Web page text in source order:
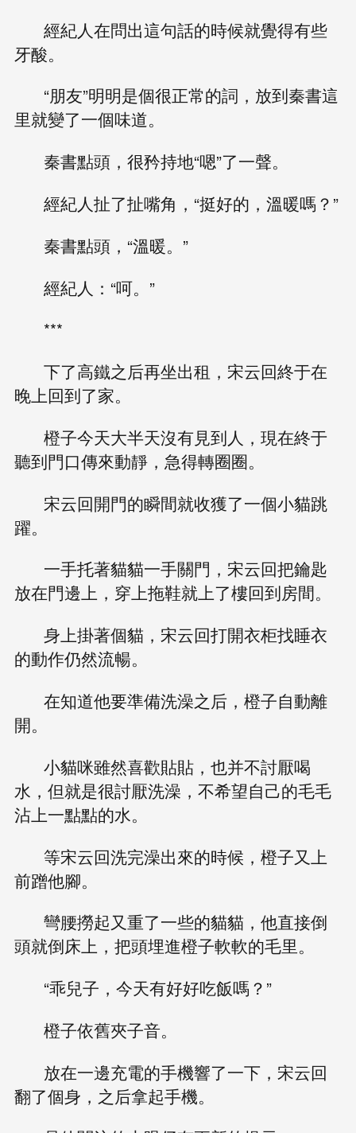
經紀人在問出這句話的時候就覺得有些
牙酸。
“朋友”明明是個很正常的詞，放到秦書這
里就變了一個味道。
秦書點頭，很矜持地“嗯”了一聲。
經紀人扯了扯嘴角，“挺好的，溫暖嗎？”
秦書點頭，“溫暖。”
經紀人：“呵。”
***
下了高鐵之后再坐出租，宋云回終于在
晚上回到了家。
橙子今天大半天沒有見到人，現在終于
聽到門口傳來動靜，急得轉圈圈。
宋云回開門的瞬間就收獲了一個小貓跳
躍。
一手托著貓貓一手關門，宋云回把鑰匙
放在門邊上，穿上拖鞋就上了樓回到房間。
身上掛著個貓，宋云回打開衣柜找睡衣
的動作仍然流暢。
在知道他要準備洗澡之后，橙子自動離
開。
小貓咪雖然喜歡貼貼，也并不討厭喝
水，但就是很討厭洗澡，不希望自己的毛毛
沾上一點點的水。
等宋云回洗完澡出來的時候，橙子又上
前蹭他腳。
彎腰撈起又重了一些的貓貓，他直接倒
頭就倒床上，把頭埋進橙子軟軟的毛里。
“乖兒子，今天有好好吃飯嗎？”
橙子依舊夾子音。
放在一邊充電的手機響了一下，宋云回
翻了個身，之后拿起手機。